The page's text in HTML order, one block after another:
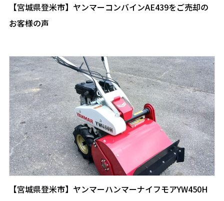
【宮城県登米市】ヤンマーコンバインAE439をご売却の
お客様の声
【宮城県登米市】ヤンマーハンマーナイフモアYW450H